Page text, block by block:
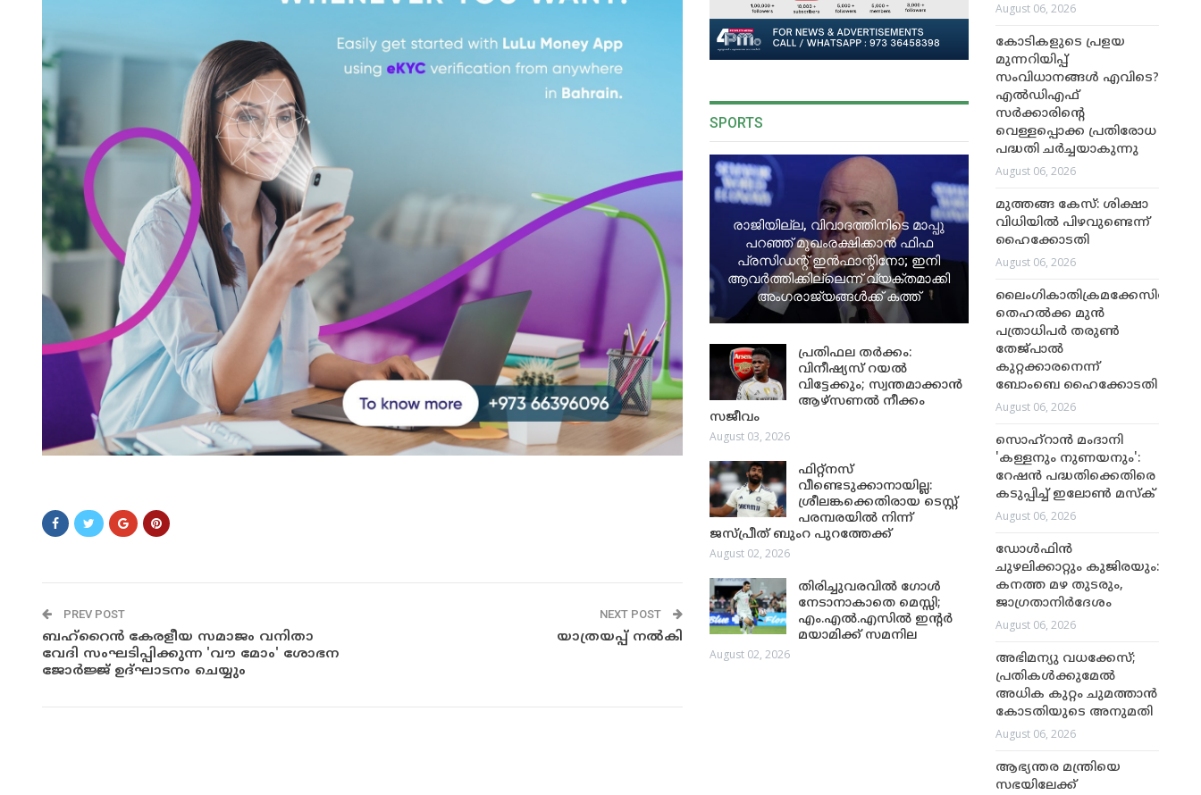
PREV POST
ബഹ്റൈൻ കേരളീയ സമാജം വനിതാ
വേദി സംഘടിപ്പിക്കുന്ന 'വൗ മോം' ശോഭന
ജോർജ്ജ് ഉദ്ഘാടനം ചെയ്യും
NEXT POST
യാത്രയപ്പ് നൽകി
SPORTS
രാജിയില്ല, വിവാദത്തിനിടെ മാപ്പു
പറഞ്ഞ് മുഖംരക്ഷിക്കാൻ ഫിഫ
പ്രസിഡന്റ് ഇൻഫാന്റിനോ; ഇനി
ആവർത്തിക്കില്ലെന്ന് വ്യക്തമാക്കി
അംഗരാജ്യങ്ങൾക്ക് കത്ത്
പ്രതിഫല തർക്കം:
വിനീഷ്യസ് റയൽ
വിട്ടേക്കും; സ്വന്തമാക്കാൻ
ആഴ്സണൽ നീക്കം
സജീവം
August 03, 2026
ഫിറ്റ്നസ്
വീണ്ടെടുക്കാനായില്ല:
ശ്രീലങ്കക്കെതിരായ ടെസ്റ്റ്
പരമ്പരയിൽ നിന്ന്
ജസ്പ്രീത് ബുംറ പുറത്തേക്ക്
August 02, 2026
തിരിച്ചുവരവിൽ ഗോൾ
നേടാനാകാതെ മെസ്സി;
എം.എൽ.എസിൽ ഇന്റർ
മയാമിക്ക് സമനില
August 02, 2026
August 06, 2026
കോടികളുടെ പ്രളയ
മുന്നറിയിപ്പ്
സംവിധാനങ്ങൾ എവിടെ?
എൽഡിഎഫ്
സർക്കാരിന്റെ
വെള്ളപ്പൊക്ക പ്രതിരോധ
പദ്ധതി ചർച്ചയാകുന്നു
August 06, 2026
മുത്തങ്ങ കേസ്: ശിക്ഷാ
വിധിയിൽ പിഴവുണ്ടെന്ന്
ഹൈക്കോടതി
August 06, 2026
ലൈംഗികാതിക്രമക്കേസിൽ
തെഹൽക്ക മുൻ
പത്രാധിപർ തരുൺ
തേജ്പാൽ
കുറ്റക്കാരനെന്ന്
ബോംബെ ഹൈക്കോടതി
August 06, 2026
സൊഹ്റാൻ മംദാനി
'കള്ളനും നുണയനും':
റേഷൻ പദ്ധതിക്കെതിരെ
കടുപ്പിച്ച് ഇലോൺ മസ്ക്
August 06, 2026
ഡോൾഫിൻ
ചുഴലിക്കാറ്റും കുജിരയും:
കനത്ത മഴ തുടരും,
ജാഗ്രതാനിർദേശം
August 06, 2026
അഭിമന്യു വധക്കേസ്;
പ്രതികള്‍ക്കുമേല്‍
അധിക കുറ്റം ചുമത്താന്‍
കോടതിയുടെ അനുമതി
August 06, 2026
ആഭ്യന്തര മന്ത്രിയെ
സഭയിലേക്ക്